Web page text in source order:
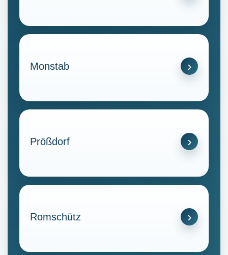
Monstab
Prößdorf
Romschütz